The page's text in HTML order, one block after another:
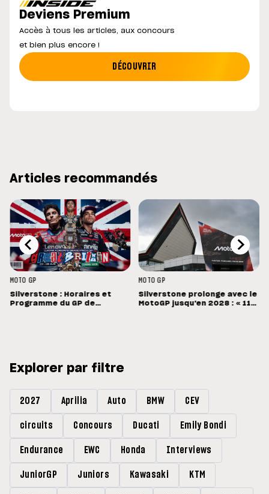
Deviens Premium
Accès à tous les articles, aux concours
et bien plus encore !
DÉCOUVRIR
Articles recommandés
MOTO GP
Silverstone : Horaires et
Programme du GP de
MOTO GP
Silverstone prolonge avec le
MotoGP jusqu'en 2028 : « 11
Explorer par filtre
2027 Aprilia Auto BMW CEV
circuits Concours Ducati Emily Bondi
Endurance EWC Honda Interviews
JuniorGP Juniors Kawasaki KTM